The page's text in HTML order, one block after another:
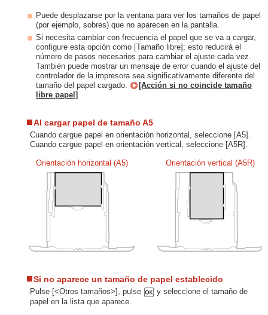
Puede desplazarse por la ventana para ver los tamaños de papel
(por ejemplo, sobres) que no aparecen en la pantalla.
Si necesita cambiar con frecuencia el papel que se va a cargar,
configure esta opción como [Tamaño libre]; esto reducirá el
número de pasos necesarios para cambiar el ajuste cada vez.
También puede mostrar un mensaje de error cuando el ajuste del
controlador de la impresora sea significativamente diferente del
tamaño del papel cargado.
[Acción si no coincide tamaño
libre papel]
Al cargar papel de tamaño A5
Cuando cargue papel en orientación horizontal, seleccione [A5].
Cuando cargue papel en orientación vertical, seleccione [A5R].
Orientación horizontal (A5) Orientación vertical (A5R)
Si no aparece un tamaño de papel establecido
Pulse [<Otros tamaños>], pulse
y seleccione el tamaño de
papel en la lista que aparece.